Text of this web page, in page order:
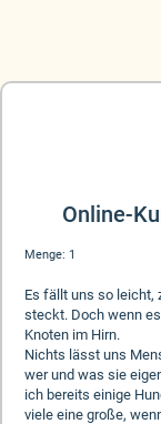
Online-
Menge: 1
Es fällt uns so leicht,
steckt. Doch wenn
Knoten im Hirn.
Nichts lässt uns
wer und was sie
ich bereits einige
viele eine große,